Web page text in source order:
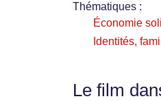
Thématiques :
Économie
Identités,
Le film